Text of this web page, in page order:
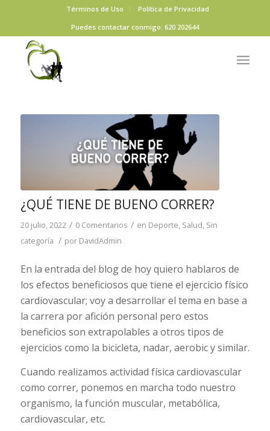
Términos de Uso
Política de Privacidad
Puedes contactar conmigo: 620 202644
¿QUÉ TIENE DE BUENO CORRER?
20 julio, 2022 / 0 Comentarios / en Deporte, Salud, Sin
categoría / por DavidAdmin
En la entrada del blog de hoy quiero hablaros de
los efectos beneficiosos que tiene el ejercicio físico
cardiovascular; voy a desarrollar el tema en base a
la carrera por afición personal pero estos
beneficios son extrapolables a otros tipos de
ejercicios como la bicicleta, nadar, aerobic y similar.
Cuando realizamos actividad física cardiovascular
como correr, ponemos en marcha todo nuestro
organismo, la función muscular, metabólica,
cardiovascular, etc.